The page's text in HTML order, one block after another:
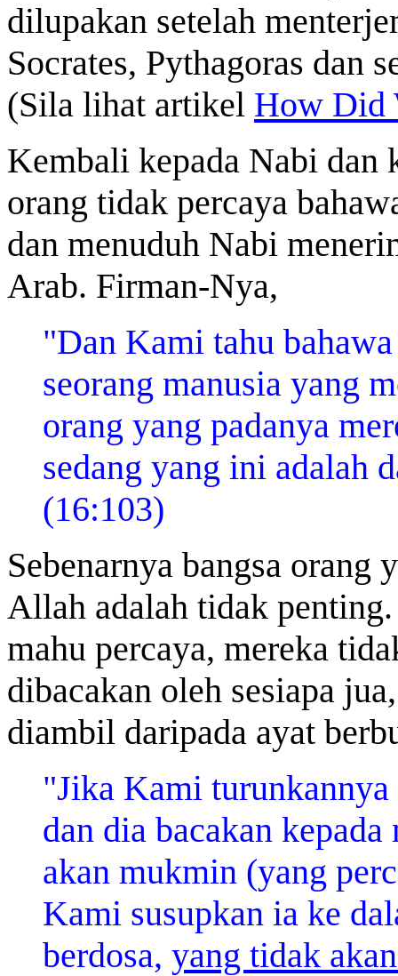
dilupakan setelah
Socrates, Pythagoras dan
(Sila lihat artikel How Did
Kembali kepada Nabi dan
orang tidak percaya
dan menuduh Nabi
Arab. Firman-Nya,
"Dan Kami tahu
seorang manusia yang
orang yang padanya
sedang yang ini adalah
(16:103)
Sebenarnya bangsa orang
Allah adalah tidak
mahu percaya, mereka
dibacakan oleh sesiapa
diambil daripada ayat
"Jika Kami turunkannya
dan dia bacakan
akan mukmin (yang
Kami susupkan ia ke
berdosa, yang tidak